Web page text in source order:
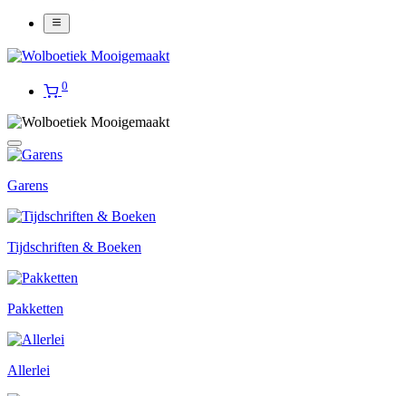
0
Garens
Tijdschriften & Boeken
Pakketten
Allerlei